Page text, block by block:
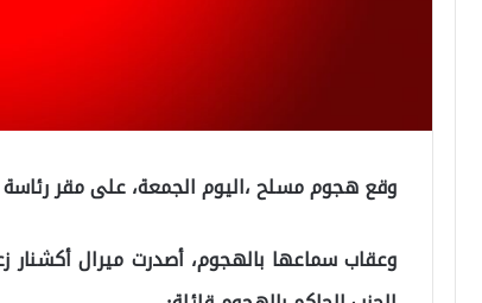
وقع هجوم مسلح ،اليوم الجمعة، على مقر
وعقاب سماعها بالهجوم، أصدرت ميرال أكشنار